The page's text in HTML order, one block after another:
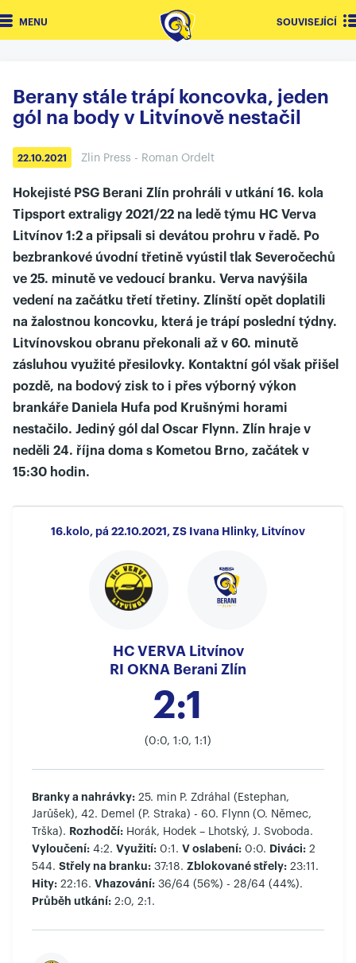
MENU SOUVISEJÍCÍ
Berany stále trápí koncovka, jeden
gól na body v Litvínově nestačil
22.10.2021 Zlin Press - Roman Ordelt
Hokejisté PSG Berani Zlín prohráli v utkání 16. kola
Tipsport extraligy 2021/22 na ledě týmu HC Verva
Litvínov 1:2 a připsali si devátou prohru v řadě. Po
bezbrankové úvodní třetině vyústil tlak Severočechů
ve 25. minutě ve vedoucí branku. Verva navýšila
vedení na začátku třetí třetiny. Zlínští opět doplatili
na žalostnou koncovku, která je trápí poslední týdny.
Litvínovskou obranu překonali až v 60. minutě
zásluhou využité přesilovky. Kontaktní gól však přišel
pozdě, na bodový zisk to i přes výborný výkon
brankáře Daniela Hufa pod Krušnými horami
nestačilo. Jediný gól dal Oscar Flynn. Zlín hraje v
neděli 24. října doma s Kometou Brno, začátek v
15:30 hodin.
16.kolo, pá 22.10.2021, ZS Ivana Hlinky, Litvínov
HC VERVA Litvínov
RI OKNA Berani Zlín
2:1
(0:0, 1:0, 1:1)
Branky a nahrávky: 25. min P. Zdráhal (Estephan,
Jarůšek), 42. Demel (P. Straka) - 60. Flynn (O. Němec,
Trška). Rozhodčí: Horák, Hodek – Lhotský, J. Svoboda.
Vyloučení: 4:2. Využití: 0:1. V oslabení: 0:0. Diváci: 2
544. Střely na branku: 37:18. Zblokované střely: 23:11.
Hity: 22:16. Vhazování: 36/64 (56%) - 28/64 (44%).
Průběh utkání: 2:0, 2:1.